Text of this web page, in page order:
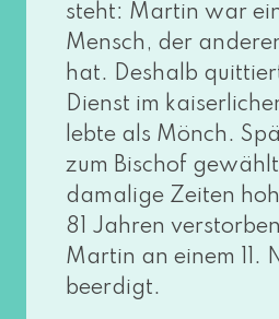
steht: Martin war
Mensch, der
hat. Deshalb
Dienst im
leb­te als Mönch.
zum Bischof
dama­li­ge Zeiten
81 Jahren
Martin an einem 11.
beerdigt.